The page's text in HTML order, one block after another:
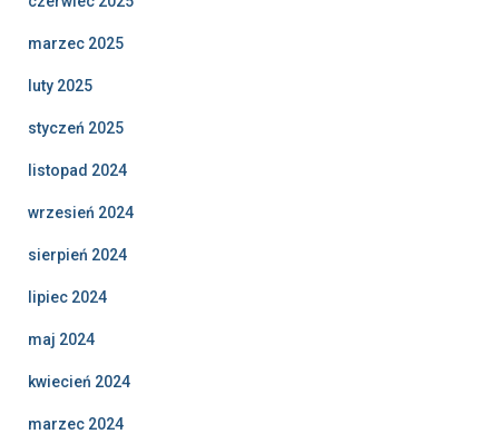
marzec 2025
luty 2025
styczeń 2025
listopad 2024
wrzesień 2024
sierpień 2024
lipiec 2024
maj 2024
kwiecień 2024
marzec 2024